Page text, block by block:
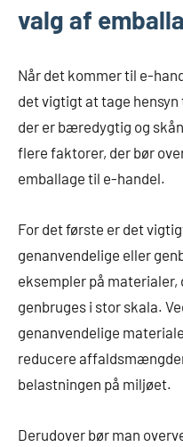
valg af
Når det kommer til e-
det vigtigt at tage
der er bæredygtig og
flere faktorer, der bør
emballage til e-handel.
For det første er det
genanvendelige eller
eksempler på materialer,
genbruges i stor skala.
genanvendelige
reducere
belastningen på miljøet.
Derudover bør man